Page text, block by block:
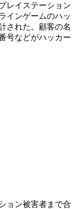
レイステーション
インゲームのハッ
された。顧客の名
号などがハッカー
ョン被害者まで合